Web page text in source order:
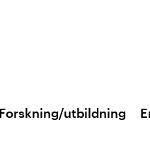
Forskning/utbildning